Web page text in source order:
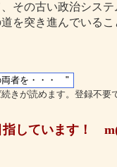
その古い政治シス
を突き進んでいる
きが読めます。登録不要
指しています！